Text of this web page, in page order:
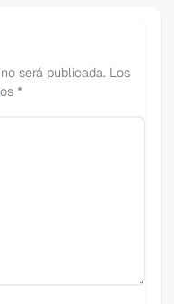
será publicada. Los
*